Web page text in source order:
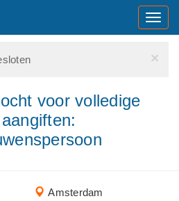
×
voor volledige
Amsterdam